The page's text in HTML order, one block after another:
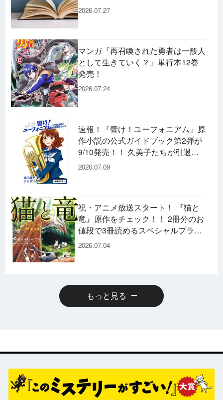
ん」』、文庫『カエル男 完結編』
などずらり！
2026.07.27
マンガ『再召喚された勇者は一般人
として生きていく？』単行本12巻
発売！
2026.07.24
速報！『響け！ユーフォニアム』原
作小説の公式ガイドブック第2弾が
9/10発売！！ 久美子たちが引退し
た後の書き下ろし小説など充実の内
2026.07.09
祝・アニメ放送スタート！ 『猫と
竜』原作をチェック！！ 2冊分のお
値段で3冊読めるスペシャルプライ
スパックのコミックスも発売！
2026.07.04
もっと見る